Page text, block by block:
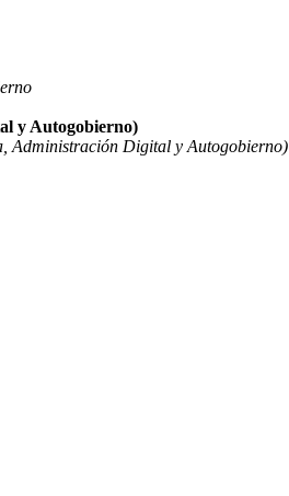
y Autogobierno)
Administración Digital y Autogobierno)